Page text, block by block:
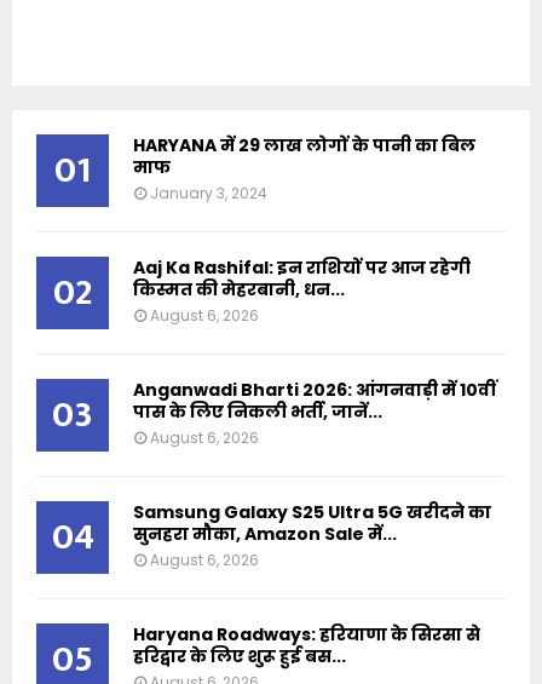
01
HARYANA में 29 लाख लोगों के पानी का बिल
माफ
January 3, 2024
02
Aaj Ka Rashifal: इन राशियों पर आज रहेगी
किस्मत की मेहरबानी, धन...
August 6, 2026
03
Anganwadi Bharti 2026: आंगनवाड़ी में 10वीं
पास के लिए निकली भर्ती, जानें...
August 6, 2026
04
Samsung Galaxy S25 Ultra 5G खरीदने का
सुनहरा मौका, Amazon Sale में...
August 6, 2026
05
Haryana Roadways: हरियाणा के सिरसा से
हरिद्वार के लिए शुरू हुई बस...